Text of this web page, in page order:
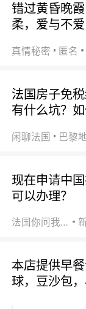
错过黄昏晚
柔，爱与不爱
真情秘密 匿名
法国房子免
有什么坑？如
闲聊法国 巴黎
现在申请中
可以办理？
法国你问我答
本店提供早
球，豆沙包